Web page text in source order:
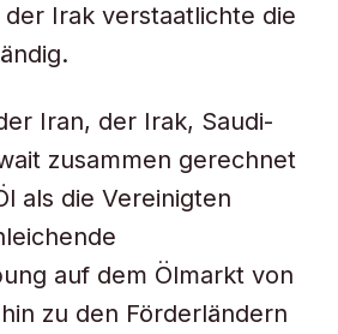
Irak verstaatlichte die
Iran, der Irak, Saudi-
zusammen gerechnet
als die Vereinigten
auf dem Ölmarkt von
zu den Förderländern